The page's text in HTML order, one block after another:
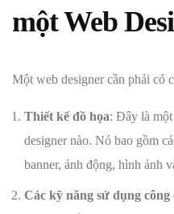
một Web
Một web designer cần phải có
Thiết kế đồ họa: Đây là
designer nào. Nó bao gồm
banner, ảnh động, hình ảnh
Các kỹ năng sử dụng công